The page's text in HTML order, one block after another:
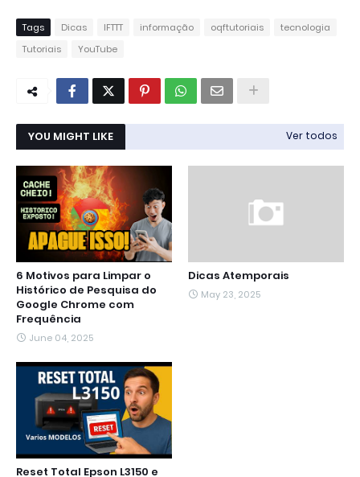
Tags Dicas IFTTT informação oqftutoriais
tecnologia
Tutoriais
YouTube
YOU MIGHT LIKE Ver todos
6 Motivos para Limpar o
Histórico de Pesquisa do
Google Chrome com
Frequência
June 04, 2025
Dicas Atemporais
May 23, 2025
Reset Total Epson L3150 e